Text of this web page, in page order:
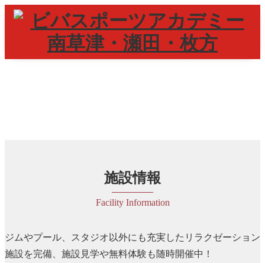
施設情報
Facility Information
ジムやプール、スタジオ以外にも充実したリラクゼーション
施設を完備、施設見学や無料体験も随時開催中！